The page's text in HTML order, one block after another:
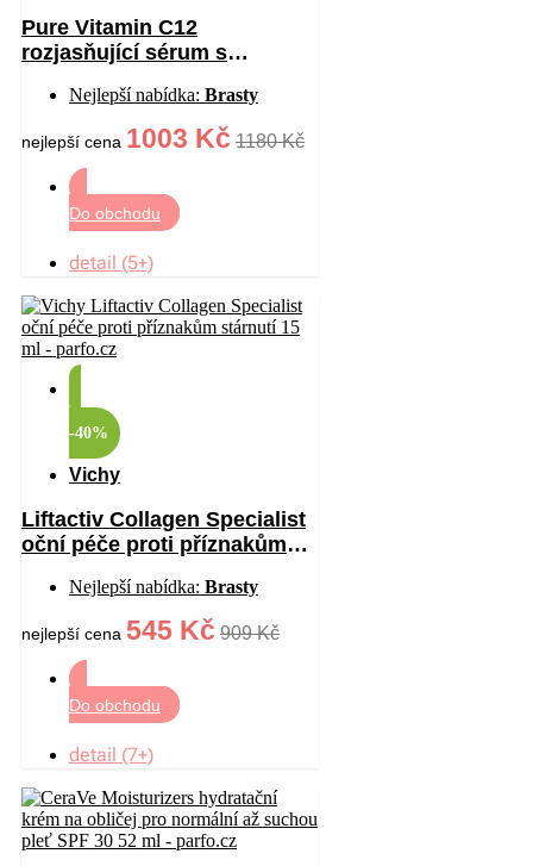
Pure Vitamin C12
rozjasňující sérum s
30 mlNejlepší nabídka: Brasty
nejlepší cena 1003 Kč 1180 Kč
Do obchodu
detail (5+)
-40%
Vichy
Liftactiv Collagen Specialist
oční péče proti příznakům
Nejlepší nabídka: Brasty
nejlepší cena 545 Kč 909 Kč
Do obchodu
detail (7+)